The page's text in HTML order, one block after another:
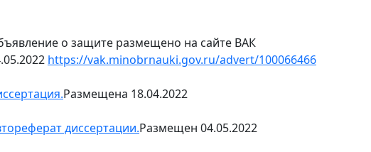
о защите размещено на сайте ВАК
https://vak.minobrnauki.gov.ru/advert/100066466
Размещена 18.04.2022
диссертации.Размещен 04.05.2022